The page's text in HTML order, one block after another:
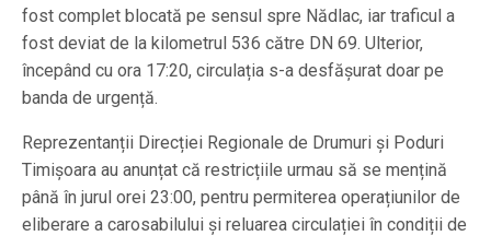
fost complet blocată pe sensul spre Nădlac, iar traficul a
fost deviat de la kilometrul 536 către DN 69. Ulterior,
începând cu ora 17:20, circulația s-a desfășurat doar pe
banda de urgență.
Reprezentanții Direcției Regionale de Drumuri și Poduri
Timișoara au anunțat că restricțiile urmau să se mențină
până în jurul orei 23:00, pentru permiterea operațiunilor de
eliberare a carosabilului și reluarea circulației în condiții de